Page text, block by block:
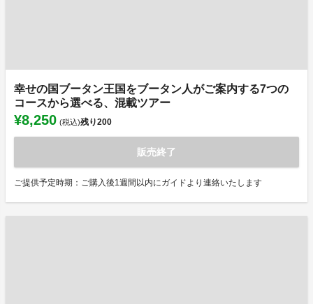
幸せの国ブータン王国をブータン人がご案内する7つの
コースから選べる、混載ツアー
¥8,250 (税込)残り200
販売終了
ご提供予定時期：ご購入後1週間以内にガイドより連絡いたします